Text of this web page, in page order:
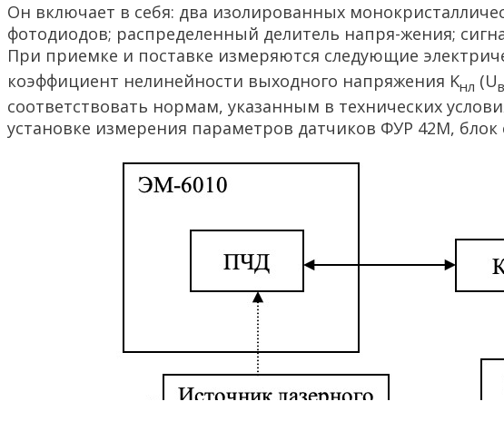
Он включает в себя: два изолированных
фотодиодов; распределенный делитель напря-жения;
При приемке и поставке измеряются следующие
коэффициент нелинейности выходного напряжения Kнл (U
соответствовать нормам, указанным в технических
установке измерения параметров датчиков ФУР 42М, блок